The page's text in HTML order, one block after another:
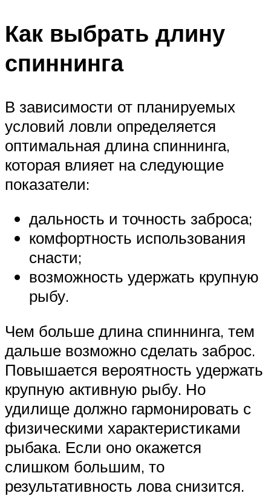
Как выбрать длину
спиннинга
В зависимости от планируемых
условий ловли определяется
оптимальная длина спиннинга,
которая влияет на следующие
показатели:
дальность и точность заброса;
комфортность использования
снасти;
возможность удержать крупную
рыбу.
Чем больше длина спиннинга, тем
дальше возможно сделать заброс.
Повышается вероятность удержать
крупную активную рыбу. Но
удилище должно гармонировать с
физическими характеристиками
рыбака. Если оно окажется
слишком большим, то
результативность лова снизится.